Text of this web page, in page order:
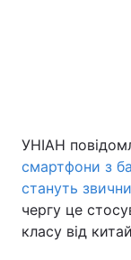
УНІАН
смартфони з
стануть
чергу це
класу від